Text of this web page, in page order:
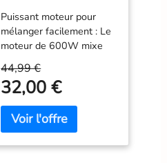
vitesses
Puissant moteur pour
mélanger facilement : Le
moteur de 600W mixe
sans effort les
ingrédients les plus durs ;
préparez de nombreuses
recettes grâce à une
large gamme
d’accessoires Contrôle
aisé d’une seule main : 2
44,99 €
32,00 €